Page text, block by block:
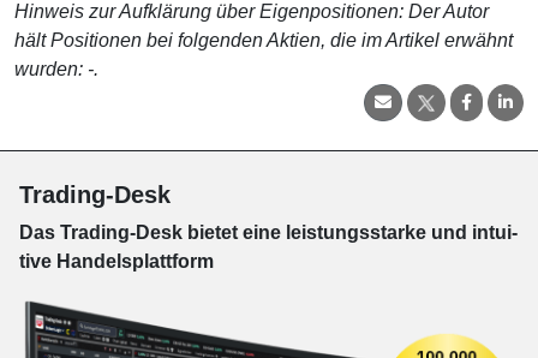
Hinweis zur Aufklärung über Eigenpositionen: Der Autor
hält Positionen bei folgenden Aktien, die im Artikel erwähnt
wurden: -.
Trading-Desk
Das Trading-Desk bie­tet eine leis­tungs­star­ke und in­tui­
tive Han­dels­platt­form